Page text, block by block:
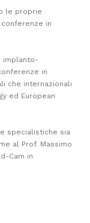
le proprie
in
implanto-
in
che internazionali
ed European
specialistiche sia
al Prof. Massimo
Cam in